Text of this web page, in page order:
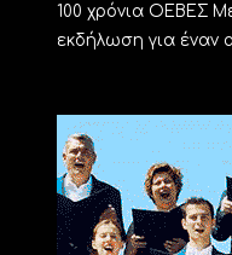
100 χρόνια ΟΕΒΕΣ
εκδήλωση για έναν